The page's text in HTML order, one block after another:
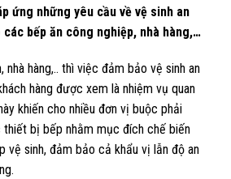
ứng những yêu cầu về vệ sinh an
bếp ăn công nghiệp, nhà hàng,…
nhà hàng,.. thì việc đảm bảo vệ sinh an
hàng được xem là nhiệm vụ quan
khiến cho nhiều đơn vị buộc phải
bị bếp nhằm mục đích chế biến
vệ sinh, đảm bảo cả khẩu vị lẫn độ an